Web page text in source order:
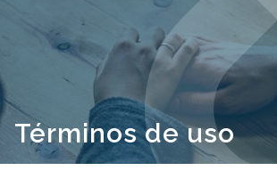
Términos de uso